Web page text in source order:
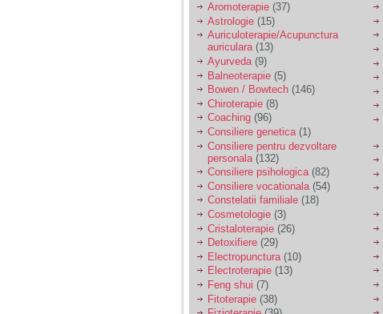
Sunt casatorita, am
31 de ani si un copil in
varsta de 2 ani care
mi-e lumina ochilor.
De ceva timp simt ca
mi s-a adunat
oboseala, o oboseala
cronica de care nu pot
scapa si simt ca din
cauza ei nu pot
controla nervii si
cateodata are copilul
de suferit.
Am o bariera peste
care nu pot trece:
prietena mea a ramas
insarcinata cu o fata.
Am fost de comun
acord sa facem un
copil, cu gandul ca e
baiat.
Aromoterapie (37)
Astrologie (15)
Auriculoterapie/Acupunctura
auriculara(13)
Ayurveda(9)
Balneoterapie (5)
Bowen / Bowtech (146)
Chiroterapie (8)
Coaching (96)
Consiliere genetica(1)
Consiliere pentru dezvoltare
personala (132)
Consiliere psihologica(82)
Consiliere vocationala (54)
Constelatii familiale (18)
Cosmetologie (3)
Cristaloterapie (26)
Detoxifiere (29)
Electropunctura (10)
Electroterapie (13)
Feng shui (7)
Fitoterapie (38)